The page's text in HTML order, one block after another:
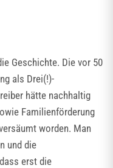
Geschichte. Die vor 50
als Drei(!)-
hätte nachhaltig
Familienförderung
worden. Man
und die
erst die